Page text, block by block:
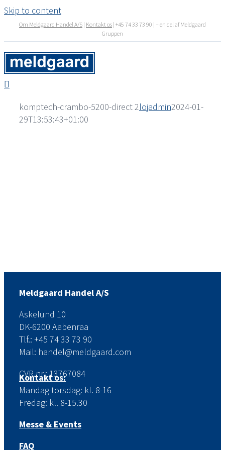
Skip to content
Om Meldgaard Handel A/S | Kontakt os | +45 74 33 73 90 | – en del af Meldgaard
Gruppen
komptech-crambo-5200-direct 2lojadmin2024-01-
29T13:53:43+01:00
Meldgaard Handel A/S
Askelund 10
DK-6200 Aabenraa
Tlf.: +45 74 33 73 90
Mail: handel@meldgaard.com
CVR.nr.: 13767084
Kontakt os:
Mandag-torsdag: kl. 8-16
Fredag: kl. 8-15.30
Messe & Events
FAQ